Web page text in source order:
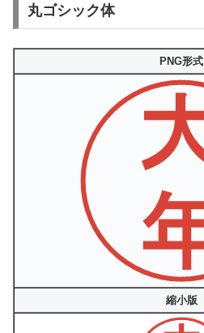
丸ゴシック体
PNG形式
縮小版